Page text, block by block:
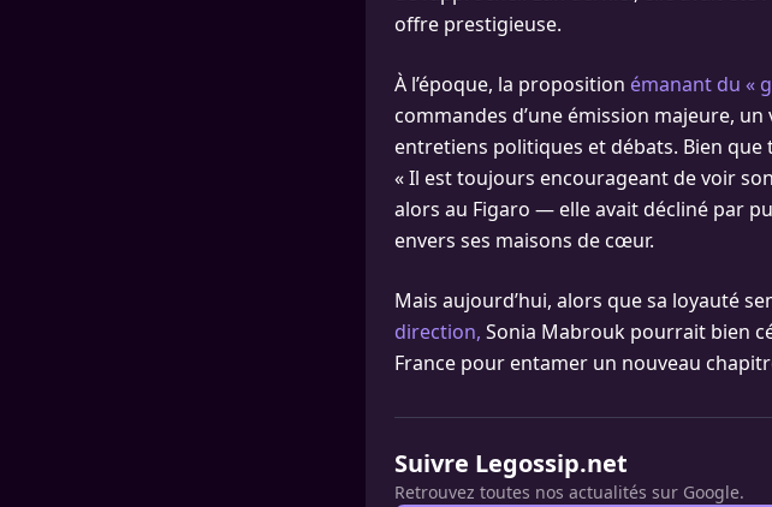
offre prestigieuse.
À l’époque, la proposition émanant du «
commandes d’une émission majeure,
entretiens politiques et débats. Bien
« Il est toujours encourageant de voir
alors au Figaro — elle avait décliné par
envers ses maisons de cœur.
Mais aujourd’hui, alors que sa loyauté
direction, Sonia Mabrouk pourrait bien
France pour entamer un nouveau
Suivre Legossip.net
Retrouvez toutes nos actualités sur Google.